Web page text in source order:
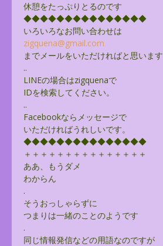
休憩をたっぷりとるのです
◆◆◆◆◆◆◆◆◆◆◆◆◆◆◆
いろいろなお問い合わせは
zigquena@gmail.com
までメールをいただければと思います
..
LINEの場合はzigquenaで
IDを検索してください。
..
Facebookならメッセージで
いただければうれしいです。
◆◆◆◆◆◆◆◆◆◆◆◆◆◆◆
＋＋＋＋＋＋＋＋＋＋＋＋＋＋＋
ああ、もうダメ
わからん
.
そうおっしゃらずに
つまりは一緒のことのようです
.
同じ情報発信などの用語なのですが